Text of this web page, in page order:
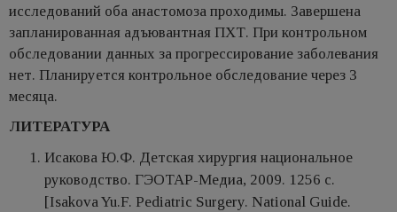
исследований оба анастомоза проходимы. Завершена
запланированная адъювантная ПХТ. При контрольном
обследовании данных за прогрессирование заболевания
нет. Планируется контрольное обследование через 3
месяца.
ЛИТЕРАТУРА
Исакова Ю.Ф. Детская хирургия национальное
руководство. ГЭОТАР-Медиа, 2009. 1256 c.
[Isakova Yu.F. Pediatric Surgery. National Guide.